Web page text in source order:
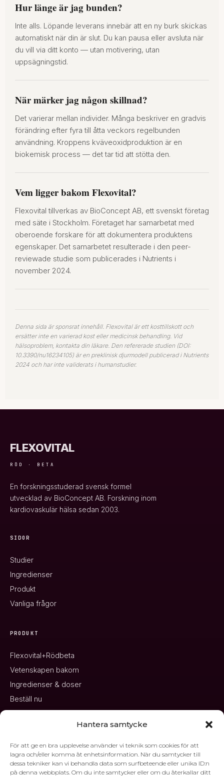
Hantera samtycke
För att ge en bra upplevelse använder vi teknik som cookies för att
lagra och/eller komma åt enhetsinformation. När du samtycker till
dessa tekniker kan vi behandla data som surfbeteende eller unika ID:n
på denna webbplats. Om du inte samtycker eller om du återkallar ditt
Hur länge är jag bunden?
Inte alls. Löpande leverans innebär att en ny burk skickas
automatiskt när din är slut. Du kan pausa eller avsluta när
du vill via ditt konto — utan motivering, utan
uppsägningstid.
När märker jag någon skillnad?
Det varierar mellan individer. Många beskriver en gradvis
förändring efter fyra till åtta veckors regelbunden
användning. Kroppens kväveoxidproduktion är en
biokemisk process — det tar tid att stötta den.
Vem ligger bakom Flexovital?
Flexovital tillverkas av BioConcept AB, ett svenskt företag
med säte i Stockholm. Företaget har samarbetat med
oberoende forskare för att dokumentera produktens
egenskaper. Det samarbetet resulterade i den peer-
reviewade studie som publicerades i Nutrients i
november 2024.
Denna sida är sponsrat innehåll. Flexovital är ett kosttillskott och
ersätter inte en varierad kost eller medicinsk behandling. Vid
hälsoproblem, kontakta din läkare. Den refererade studien (DOI:
10.3390/nu16234105) är en preklinisk djurmodell publicerad i Nutrients
2024 och har inte validerats i humanstudier.
FLEXOVITAL
RÖD · BETA
En forskningsstuderad svensk formel
utvecklad av BioConcept AB. Forskning inom
kardiovaskulär hälsa sedan 2003.
SIDOR
Studier
Ingredienser
Produkt
Vanliga frågor
PRODUKT
Flexovital+Rödbeta
Vetenskapen bakom
Ingredienser & doser
Beställ nu
office@bioconcept.se
BioConcept AB